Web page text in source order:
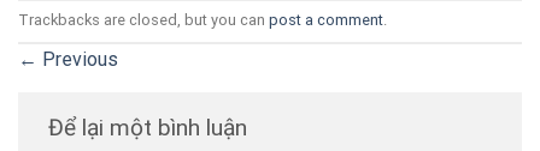
Trackbacks are closed, but you can post a comment
← Previous
Để lại một bình luận